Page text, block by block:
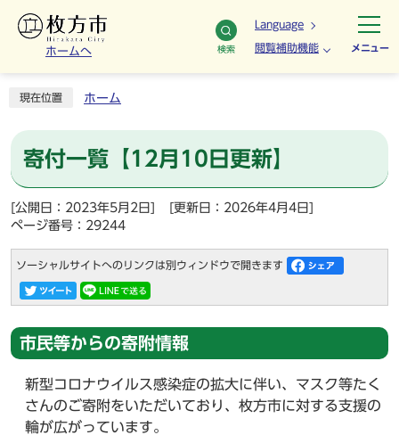
ホームへ 検索
Language
閲覧補助機能 メニュー
現在位置 ホーム
寄付一覧【12月10日更新】
[公開日：2023年5月2日]
[更新日：2026年4月4日]
ページ番号：29244
ソーシャルサイトへのリンクは別ウィンドウで開きます
市民等からの寄附情報
新型コロナウイルス感染症の拡大に伴い、マスク等たく
さんのご寄附をいただいており、枚方市に対する支援の
輪が広がっています。